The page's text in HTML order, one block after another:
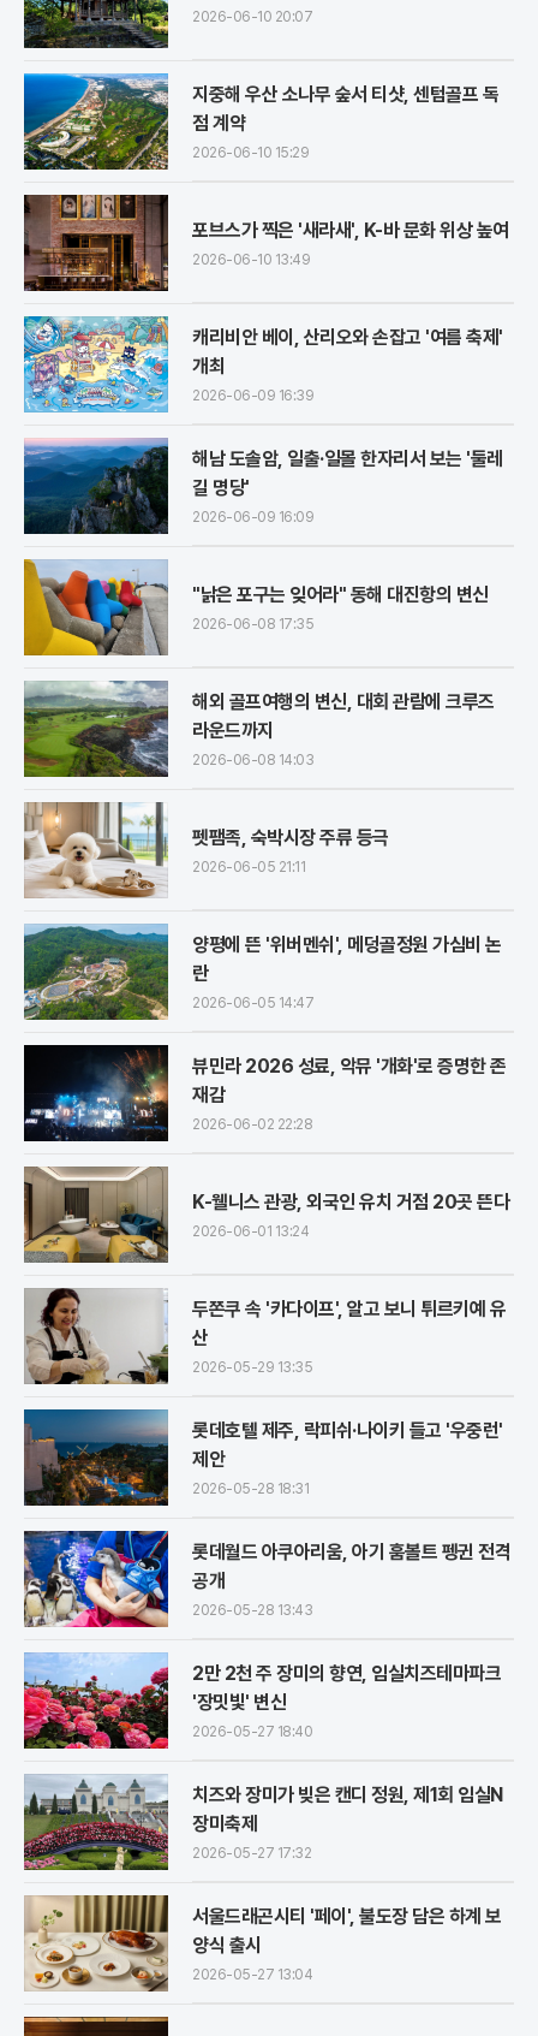
2026-06-10 20:07
지중해 우산 소나무 숲서 티샷, 센텀골프 독
점 계약
2026-06-10 15:29
포브스가 찍은 '새라새', K-바 문화 위상 높여
2026-06-10 13:49
캐리비안 베이, 산리오와 손잡고 '여름 축제'
개최
2026-06-09 16:39
해남 도솔암, 일출·일몰 한자리서 보는 '둘레
길 명당'
2026-06-09 16:09
"낡은 포구는 잊어라" 동해 대진항의 변신
2026-06-08 17:35
해외 골프여행의 변신, 대회 관람에 크루즈
라운드까지
2026-06-08 14:03
펫팸족, 숙박시장 주류 등극
2026-06-05 21:11
양평에 뜬 '위버멘쉬', 메덩골정원 가심비 논
란
2026-06-05 14:47
뷰민라 2026 성료, 악뮤 '개화'로 증명한 존
재감
2026-06-02 22:28
K-웰니스 관광, 외국인 유치 거점 20곳 뜬다
2026-06-01 13:24
두쫀쿠 속 '카다이프', 알고 보니 튀르키예 유
산
2026-05-29 13:35
롯데호텔 제주, 락피쉬·나이키 들고 '우중런'
제안
2026-05-28 18:31
롯데월드 아쿠아리움, 아기 훔볼트 펭귄 전격
공개
2026-05-28 13:43
2만 2천 주 장미의 향연, 임실치즈테마파크
'장밋빛' 변신
2026-05-27 18:40
치즈와 장미가 빚은 캔디 정원, 제1회 임실N
장미축제
2026-05-27 17:32
서울드래곤시티 '페이', 불도장 담은 하계 보
양식 출시
2026-05-27 13:04